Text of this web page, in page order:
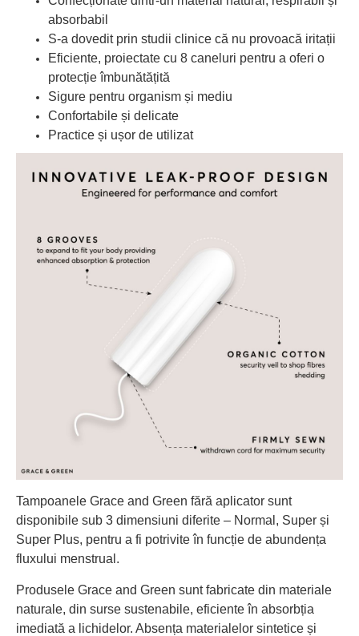
absorbabil
S-a dovedit prin studii clinice că nu provoacă iritații
Eficiente, proiectate cu 8 caneluri pentru a oferi o
protecție îmbunătățită
Sigure pentru organism și mediu
Confortabile și delicate
Practice și ușor de utilizat
Tampoanele Grace and Green fără aplicator sunt
disponibile sub 3 dimensiuni diferite – Normal, Super și
Super Plus, pentru a fi potrivite în funcție de abundența
fluxului menstrual.
Produsele Grace and Green sunt fabricate din materiale
naturale, din surse sustenabile, eficiente în absorbția
imediată a lichidelor. Absența materialelor sintetice și